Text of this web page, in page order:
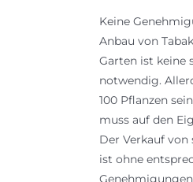
Keine
Anbau von
Garten ist keine
notwendig.
100 Pflanzen
muss auf den
Der Verkauf von
ist ohne